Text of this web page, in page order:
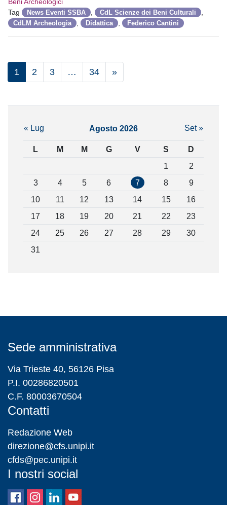
Tag
News Eventi SSBA CdL Scienze dei Beni Culturali
CdLM Archeologia Didattica Federico Cantini
1 2 3 … 34 »
Agosto 2026
L M M G V S D
« Lug Set »
1
2
3
4 5 6 7 8
9
10
11 12 13 14 15
16
17
18 19 20 21 22
23
24
25 26 27 28 29
30
31
Sede amministrativa
Via Trieste 40, 56126 Pisa
P.I. 00286820501
C.F. 80003670504
Contatti
Redazione Web
direzione@cfs.unipi.it
cfds@pec.unipi.it
I nostri social